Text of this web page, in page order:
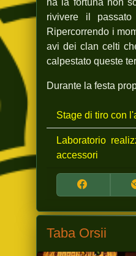
rivivere il
Ripercorrendo i
avi dei clan celti
calpestato queste
Durante la festa
Stage di tiro con
Laboratorio
accessori
Taba Orsii